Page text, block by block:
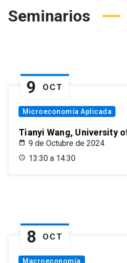
Seminarios
9 OCT
Microeconomía Aplicada
Tianyi Wang, University
9 de Octubre de 2024
13:30 a 14:30
8 OCT
Macroeconomía